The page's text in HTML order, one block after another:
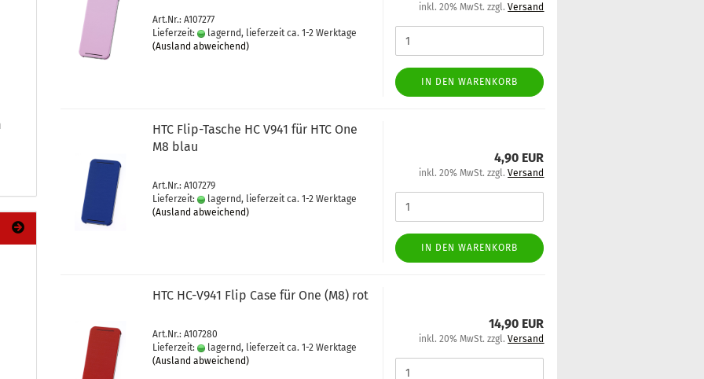
Art.Nr.: A107277
Lieferzeit:
lagernd, lieferzeit ca. 1-2 Werktage
(Ausland abweichend)
inkl. 20% MwSt. zzgl.Versand
IN DEN WARENKORB
HTC Flip-​Ta­sche HC V941 für HTC One
M8 blau
Art.Nr.: A107279
Lieferzeit:
lagernd, lieferzeit ca. 1-2 Werktage
(Ausland abweichend)
4,90 EUR
inkl. 20% MwSt. zzgl.Versand
IN DEN WARENKORB
HTC HC-​V941 Flip Case für One (M8) rot
Art.Nr.: A107280
Lieferzeit:
lagernd, lieferzeit ca. 1-2 Werktage
(Ausland abweichend)
14,90 EUR
inkl. 20% MwSt. zzgl.Versand